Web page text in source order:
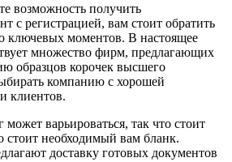
возможность получить
с регистрацией, вам стоит обратить
ключевых моментов. В настоящее
множество фирм, предлагающих
образцов корочек высшего
компанию с хорошей
клиентов.
может варьироваться, так что стоит
стоит необходимый вам бланк.
доставку готовых документов